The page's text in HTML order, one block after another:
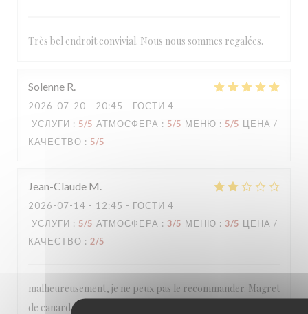
Très bel endroit convivial. Nous nous sommes regalées.
Solenne R
2026-07-20 - 20:45 - ГОСТИ 4
УСЛУГИ : 5/5 АТМОСФЕРА : 5/5 МЕНЮ : 5/5 ЦЕНА /
КАЧЕСТВО : 5/5
Jean-Claude M
2026-07-14 - 12:45 - ГОСТИ 4
УСЛУГИ : 5/5 АТМОСФЕРА : 3/5 МЕНЮ : 3/5 ЦЕНА /
КАЧЕСТВО : 2/5
malheureusement, je ne peux pas le recommander. Magret
de canard difficile à couper (deux couteaux essayés); eau